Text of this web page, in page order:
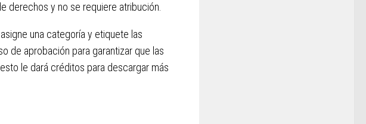
derechos y no se requiere atribución.
una categoría y etiquete las
de aprobación para garantizar que las
le dará créditos para descargar más